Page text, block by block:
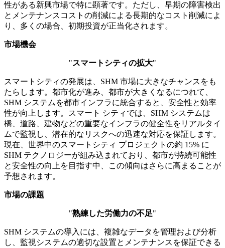
性がある新興市場で特に顕著です。ただし、早期の障害検出
とメンテナンスコストの削減による長期的なコスト削減によ
り、多くの場合、初期投資が正当化されます。
市場機会
"スマートシティの拡大"
スマートシティの発展は、SHM 市場に大きなチャンスをも
たらします。都市化が進み、都市が大きくなるにつれて、
SHM システムを都市インフラに統合すると、安全性と効率
性が向上します。スマート シティでは、SHM システムは
橋、道路、建物などの重要なインフラの健全性をリアルタイ
ムで監視し、潜在的なリスクへの迅速な対応を保証します。
現在、世界中のスマートシティ プロジェクトの約 15% に
SHM テクノロジーが組み込まれており、都市が持続可能性
と安全性の向上を目指す中、この傾向はさらに高まることが
予想されます。
市場の課題
"熟練した労働力の不足"
SHM システムの導入には、複雑なデータを管理および分析
し、監視システムの適切な設置とメンテナンスを保証できる